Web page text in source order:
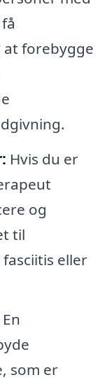
forebygge
Hvis du er
og
til
eller
En
som er